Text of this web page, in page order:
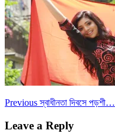
Post
navigation
PreviousPrevious
স্বাধীনতা দিবসে পড়শী…
Leave a Reply